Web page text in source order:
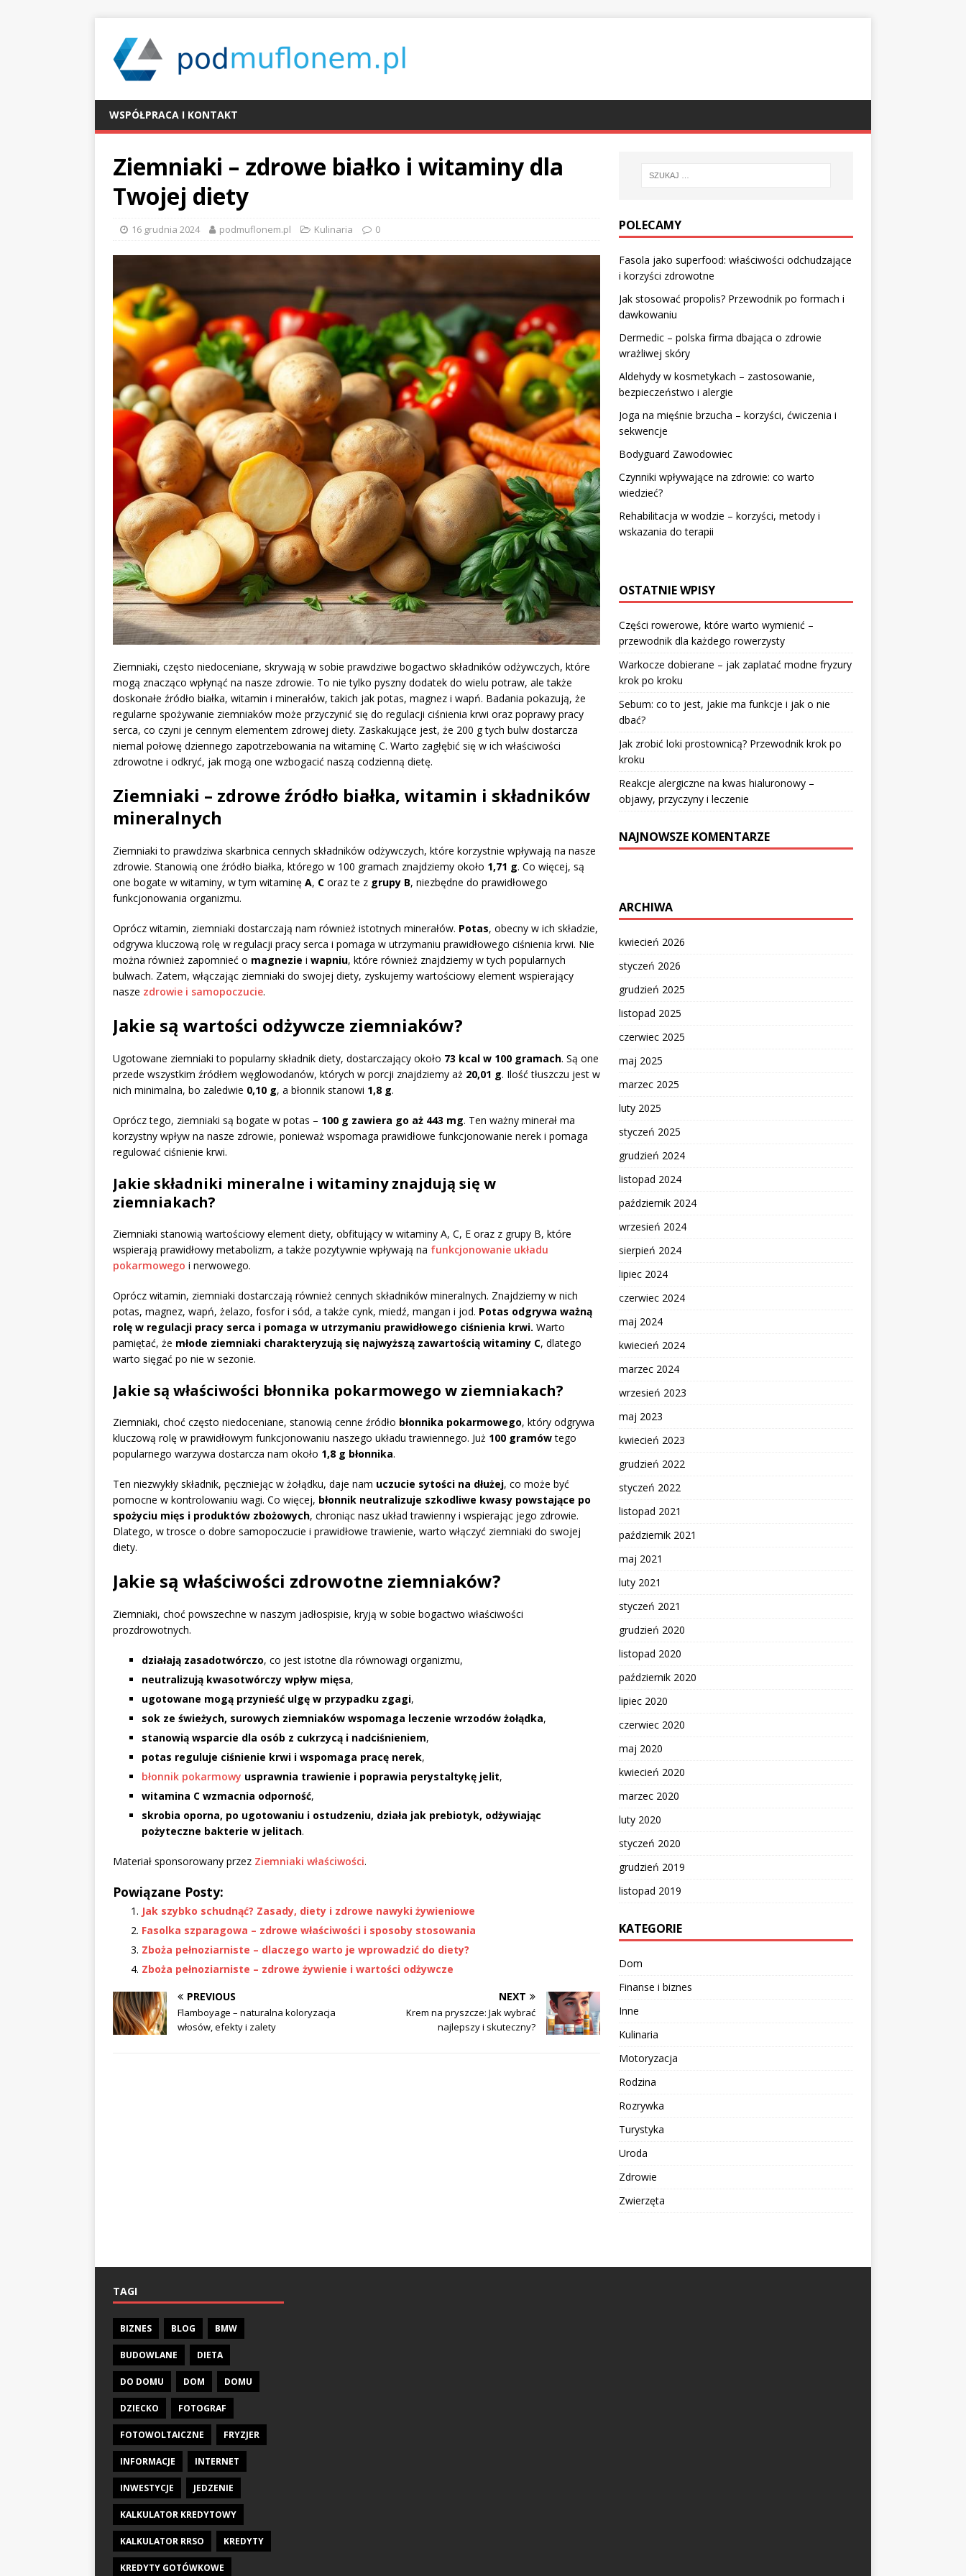
WSPÓŁPRACA I KONTAKT
Ziemniaki – zdrowe białko i witaminy dla
Twojej diety
16 grudnia 2024 podmuflonem.pl Kulinaria 0
Ziemniaki, często niedoceniane, skrywają w sobie prawdziwe bogactwo składników odżywczych, które
mogą znacząco wpłynąć na nasze zdrowie. To nie tylko pyszny dodatek do wielu potraw, ale także
doskonałe źródło białka, witamin i minerałów, takich jak potas, magnez i wapń. Badania pokazują, że
regularne spożywanie ziemniaków może przyczynić się do regulacji ciśnienia krwi oraz poprawy pracy
serca, co czyni je cennym elementem zdrowej diety. Zaskakujące jest, że 200 g tych bulw dostarcza
niemal połowę dziennego zapotrzebowania na witaminę C. Warto zagłębić się w ich właściwości
zdrowotne i odkryć, jak mogą one wzbogacić naszą codzienną dietę.
Ziemniaki – zdrowe źródło białka, witamin i składników
mineralnych
Ziemniaki to prawdziwa skarbnica cennych składników odżywczych, które korzystnie wpływają na nasze
zdrowie. Stanowią one źródło białka, którego w 100 gramach znajdziemy około 1,71 g. Co więcej, są
one bogate w witaminy, w tym witaminę A, C oraz te z grupy B, niezbędne do prawidłowego
funkcjonowania organizmu.
Oprócz witamin, ziemniaki dostarczają nam również istotnych minerałów. Potas, obecny w ich składzie,
odgrywa kluczową rolę w regulacji pracy serca i pomaga w utrzymaniu prawidłowego ciśnienia krwi. Nie
można również zapomnieć o magnezie i wapniu, które również znajdziemy w tych popularnych
bulwach. Zatem, włączając ziemniaki do swojej diety, zyskujemy wartościowy element wspierający
nasze zdrowie i samopoczucie.
Jakie są wartości odżywcze ziemniaków?
Ugotowane ziemniaki to popularny składnik diety, dostarczający około 73 kcal w 100 gramach. Są one
przede wszystkim źródłem węglowodanów, których w porcji znajdziemy aż 20,01 g. Ilość tłuszczu jest w
nich minimalna, bo zaledwie 0,10 g, a błonnik stanowi 1,8 g.
Oprócz tego, ziemniaki są bogate w potas – 100 g zawiera go aż 443 mg. Ten ważny minerał ma
korzystny wpływ na nasze zdrowie, ponieważ wspomaga prawidłowe funkcjonowanie nerek i pomaga
regulować ciśnienie krwi.
Jakie składniki mineralne i witaminy znajdują się w
ziemniakach?
Ziemniaki stanowią wartościowy element diety, obfitujący w witaminy A, C, E oraz z grupy B, które
wspierają prawidłowy metabolizm, a także pozytywnie wpływają na funkcjonowanie układu
pokarmowego i nerwowego.
Oprócz witamin, ziemniaki dostarczają również cennych składników mineralnych. Znajdziemy w nich
potas, magnez, wapń, żelazo, fosfor i sód, a także cynk, miedź, mangan i jod. Potas odgrywa ważną
rolę w regulacji pracy serca i pomaga w utrzymaniu prawidłowego ciśnienia krwi. Warto
pamiętać, że młode ziemniaki charakteryzują się najwyższą zawartością witaminy C, dlatego
warto sięgać po nie w sezonie.
Jakie są właściwości błonnika pokarmowego w ziemniakach?
Ziemniaki, choć często niedoceniane, stanowią cenne źródło błonnika pokarmowego, który odgrywa
kluczową rolę w prawidłowym funkcjonowaniu naszego układu trawiennego. Już 100 gramówtego
popularnego warzywa dostarcza nam około 1,8 g błonnika.
Ten niezwykły składnik, pęczniejąc w żołądku, daje nam uczucie sytości na dłużej, co może być
pomocne w kontrolowaniu wagi. Co więcej, błonnik neutralizuje szkodliwe kwasy powstające po
spożyciu mięs i produktów zbożowych, chroniąc nasz układ trawienny i wspierając jego zdrowie.
Dlatego, w trosce o dobre samopoczucie i prawidłowe trawienie, warto włączyć ziemniaki do swojej
diety.
Jakie są właściwości zdrowotne ziemniaków?
Ziemniaki, choć powszechne w naszym jadłospisie, kryją w sobie bogactwo właściwości
prozdrowotnych.
działają zasadotwórczo, co jest istotne dla równowagi organizmu,
neutralizują kwasotwórczy wpływ mięsa,
ugotowane mogą przynieść ulgę w przypadku zgagi,
sok ze świeżych, surowych ziemniaków wspomaga leczenie wrzodów żołądka,
stanowią wsparcie dla osób z cukrzycą i nadciśnieniem,
potas reguluje ciśnienie krwi i wspomaga pracę nerek,
błonnik pokarmowy usprawnia trawienie i poprawia perystaltykę jelit,
witamina C wzmacnia odporność,
skrobia oporna, po ugotowaniu i ostudzeniu, działa jak prebiotyk, odżywiając
pożyteczne bakterie w jelitach.
Materiał sponsorowany przez Ziemniaki właściwości.
Powiązane Posty:
Jak szybko schudnąć? Zasady, diety i zdrowe nawyki żywieniowe
Fasolka szparagowa – zdrowe właściwości i sposoby stosowania
Zboża pełnoziarniste – dlaczego warto je wprowadzić do diety?
Zboża pełnoziarniste – zdrowe żywienie i wartości odżywcze
PREVIOUS
Flamboyage – naturalna koloryzacja
włosów, efekty i zalety
NEXT
Krem na pryszcze: Jak wybrać
najlepszy i skuteczny?
POLECAMY
Fasola jako superfood: właściwości odchudzające
i korzyści zdrowotne
Jak stosować propolis? Przewodnik po formach i
dawkowaniu
Dermedic – polska firma dbająca o zdrowie
wrażliwej skóry
Aldehydy w kosmetykach – zastosowanie,
bezpieczeństwo i alergie
Joga na mięśnie brzucha – korzyści, ćwiczenia i
sekwencje
Bodyguard Zawodowiec
Czynniki wpływające na zdrowie: co warto
wiedzieć?
Rehabilitacja w wodzie – korzyści, metody i
wskazania do terapii
OSTATNIE WPISY
Części rowerowe, które warto wymienić –
przewodnik dla każdego rowerzysty
Warkocze dobierane – jak zaplatać modne fryzury
krok po kroku
Sebum: co to jest, jakie ma funkcje i jak o nie
dbać?
Jak zrobić loki prostownicą? Przewodnik krok po
kroku
Reakcje alergiczne na kwas hialuronowy –
objawy, przyczyny i leczenie
NAJNOWSZE KOMENTARZE
ARCHIWA
kwiecień 2026
styczeń 2026
grudzień 2025
listopad 2025
czerwiec 2025
maj 2025
marzec 2025
luty 2025
styczeń 2025
grudzień 2024
listopad 2024
październik 2024
wrzesień 2024
sierpień 2024
lipiec 2024
czerwiec 2024
maj 2024
kwiecień 2024
marzec 2024
wrzesień 2023
maj 2023
kwiecień 2023
grudzień 2022
styczeń 2022
listopad 2021
październik 2021
maj 2021
luty 2021
styczeń 2021
grudzień 2020
listopad 2020
październik 2020
lipiec 2020
czerwiec 2020
maj 2020
kwiecień 2020
marzec 2020
luty 2020
styczeń 2020
grudzień 2019
listopad 2019
KATEGORIE
Dom
Finanse i biznes
Inne
Kulinaria
Motoryzacja
Rodzina
Rozrywka
Turystyka
Uroda
Zdrowie
Zwierzęta
TAGI
BIZNES BLOG BMW
BUDOWLANE DIETA
DO DOMU DOM DOMU
DZIECKO FOTOGRAF
FOTOWOLTAICZNE FRYZJER
INFORMACJE INTERNET
INWESTYCJE JEDZENIE
KALKULATOR KREDYTOWY
KALKULATOR RRSO KREDYTY
KREDYTY GOTÓWKOWE